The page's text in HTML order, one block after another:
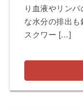
り血液やリン
な水分の排出
スクワー […]